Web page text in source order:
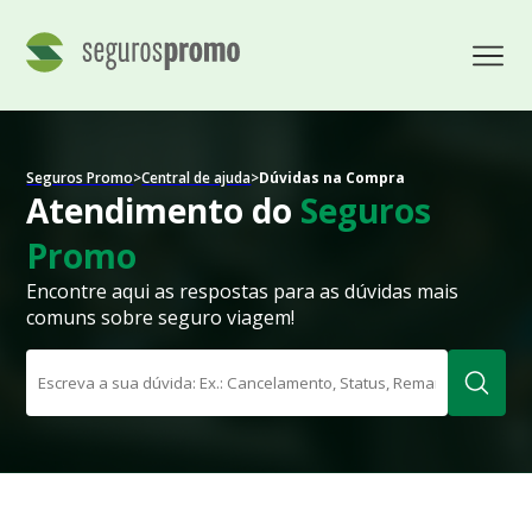
Seguros Promo>Central de ajuda>Dúvidas na Compra
Atendimento do Seguros
Promo
Encontre aqui as respostas para as dúvidas mais
comuns sobre seguro viagem!